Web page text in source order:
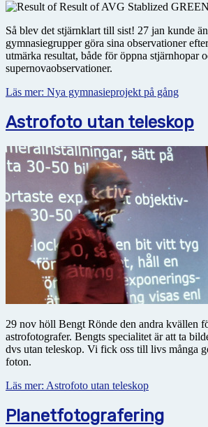
Så blev det stjärnklart till sist! 27 jan kunde
gymnasiegrupper göra sina observationer
utmärka resultat, både för öppna stjärnhopar
supernovaobservationer.
Läs mer: Nya gymnasieprojekt på gång
Astrofoto utan teleskop
29 nov höll Bengt Rönde den andra kvällen
astrofotografer. Bengts specialitet är att ta
dvs utan teleskop. Vi fick oss till livs många
foton.
Läs mer: Astrofoto utan teleskop
Planetfotografering